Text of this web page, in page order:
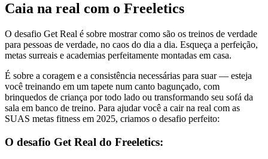
Caia na real com o Freeletics
O desafio Get Real é sobre mostrar como são os treinos de verdade
para pessoas de verdade, no caos do dia a dia. Esqueça a perfeição,
metas surreais e academias perfeitamente montadas em casa.
É sobre a coragem e a consistência necessárias para suar — esteja
você treinando em um tapete num canto bagunçado, com
brinquedos de criança por todo lado ou transformando seu sofá da
sala em banco de treino. Para ajudar você a cair na real com as
SUAS metas fitness em 2025, criamos o desafio perfeito:
O desafio Get Real do Freeletics: